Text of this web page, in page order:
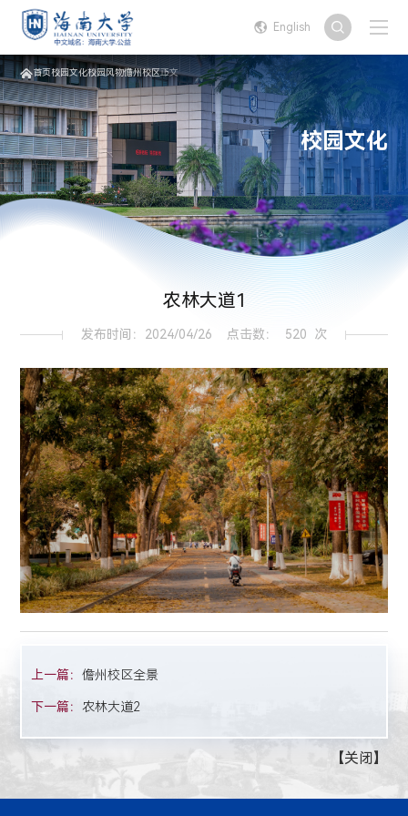
English
首页校园文化校园风物儋州校区正文
校园文化
农林大道1
发布时间：2024/04/26 点击数： 520 次
上一篇：儋州校区全景
下一篇：农林大道2
【关闭】